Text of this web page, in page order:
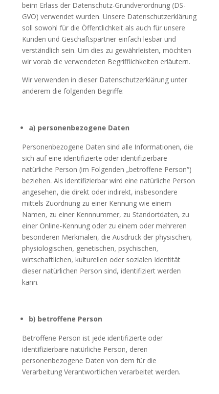
beim Erlass der Datenschutz-Grundverordnung (DS-
GVO) verwendet wurden. Unsere Datenschutzerklärung
soll sowohl für die Öffentlichkeit als auch für unsere
Kunden und Geschäftspartner einfach lesbar und
verständlich sein. Um dies zu gewährleisten, möchten
wir vorab die verwendeten Begrifflichkeiten erläutern.
Wir verwenden in dieser Datenschutzerklärung unter
anderem die folgenden Begriffe:
a) personenbezogene Daten
Personenbezogene Daten sind alle Informationen, die
sich auf eine identifizierte oder identifizierbare
natürliche Person (im Folgenden „betroffene Person“)
beziehen. Als identifizierbar wird eine natürliche Person
angesehen, die direkt oder indirekt, insbesondere
mittels Zuordnung zu einer Kennung wie einem
Namen, zu einer Kennnummer, zu Standortdaten, zu
einer Online-Kennung oder zu einem oder mehreren
besonderen Merkmalen, die Ausdruck der physischen,
physiologischen, genetischen, psychischen,
wirtschaftlichen, kulturellen oder sozialen Identität
dieser natürlichen Person sind, identifiziert werden
kann.
b) betroffene Person
Betroffene Person ist jede identifizierte oder
identifizierbare natürliche Person, deren
personenbezogene Daten von dem für die
Verarbeitung Verantwortlichen verarbeitet werden.